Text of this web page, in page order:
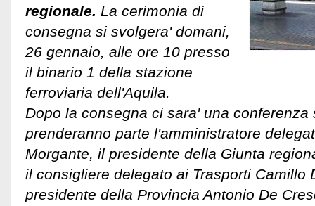
regionale. La cerimonia di
consegna si svolgera' domani,
26 gennaio, alle ore 10 presso
il binario 1 della stazione
ferroviaria dell'Aquila.
Dopo la consegna ci sara' una conferenza
prenderanno parte l'amministratore
Morgante, il presidente della Giunta
il consigliere delegato ai Trasporti Camillo
presidente della Provincia Antonio De